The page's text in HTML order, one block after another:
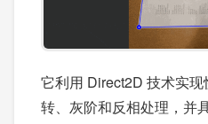
它利用 Direct2D 技术实
转、灰阶和反相处理，并